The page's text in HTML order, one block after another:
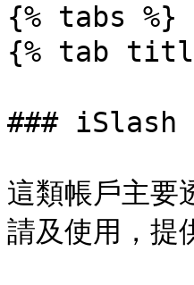
{% tabs %}
{% tab
### iSlash
這類帳戶主
請及使用，提